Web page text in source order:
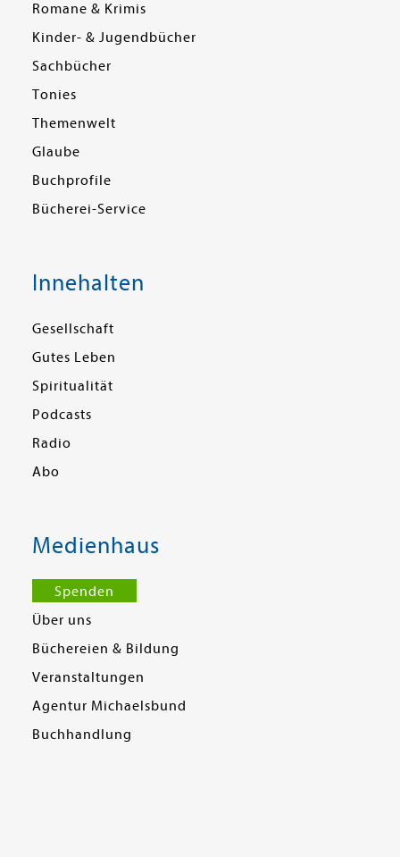
Romane & Krimis
Kinder- & Jugendbücher
Sachbücher
Tonies
Themenwelt
Glaube
Buchprofile
Bücherei-Service
Innehalten
Gesellschaft
Gutes Leben
Spiritualität
Podcasts
Radio
Abo
Medienhaus
Spenden
Über uns
Büchereien & Bildung
Veranstaltungen
Agentur Michaelsbund
Buchhandlung